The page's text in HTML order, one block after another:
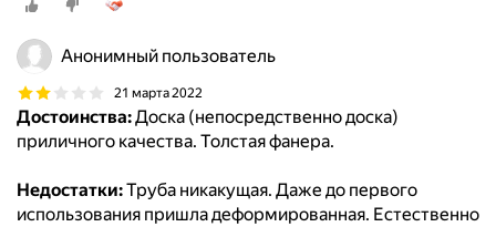
борд, сноуборд, скейтборд)
Анонимный пользователь
21 марта 2022
Достоинства:Доска (непосредственно доска)
приличного качества. Толстая фанера.
Недостатки:Труба никакущая. Даже до первого
использования пришла деформированная. Естественно